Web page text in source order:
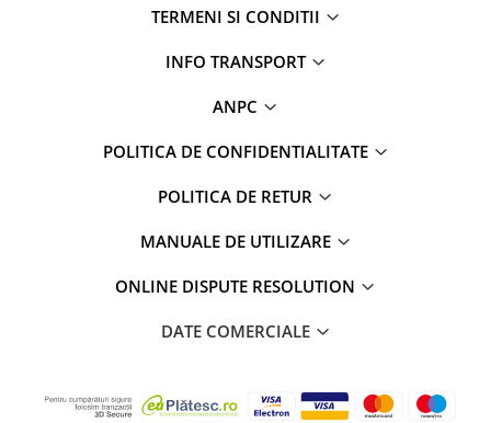
TERMENI SI CONDITII
INFO TRANSPORT
ANPC
POLITICA DE CONFIDENTIALITATE
POLITICA DE RETUR
MANUALE DE UTILIZARE
ONLINE DISPUTE RESOLUTION
DATE COMERCIALE